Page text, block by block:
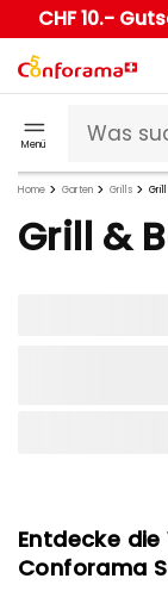
CHF 10.-
Menü
Home Garten Grills
Grill &
Entdecke
Conforama